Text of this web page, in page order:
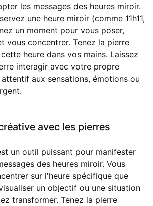
les messages des heures miroir.
une heure miroir (comme 11h11,
un moment pour vous poser,
vous concentrer. Tenez la pierre
heure dans vos mains. Laissez
interagir avec votre propre
aux sensations, émotions ou
avec les pierres
un outil puissant pour manifester
des heures miroir. Vous
sur l'heure spécifique que
un objectif ou une situation
transformer. Tenez la pierre